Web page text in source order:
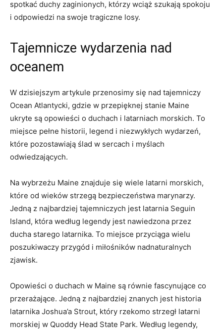
spotkać duchy zaginionych, którzy wciąż szukają spokoju
i odpowiedzi na swoje tragiczne losy.
Tajemnicze wydarzenia nad
oceanem
W dzisiejszym ‍artykule‌ przenosimy się‌ nad tajemniczy
Ocean ‌Atlantycki, gdzie w ‌przepięknej stanie Maine
ukryte‌ są opowieści o ‍duchach ⁤i ‌latarniach morskich. To​
miejsce pełne historii, legend i niezwykłych wydarzeń,
które pozostawiają ślad ⁣w sercach i myślach​
odwiedzających.
Na wybrzeżu Maine znajduje‌ się wiele latarni ⁣morskich,
które⁣ od wieków strzegą bezpieczeństwa⁣ marynarzy.
Jedną​ z najbardziej tajemniczych jest latarnia Seguin
Island, która według legendy jest nawiedzona przez
ducha‍ starego latarnika. To miejsce przyciąga wielu
poszukiwaczy przygód⁤ i miłośników nadnaturalnych
zjawisk.
Opowieści o duchach w ​Maine są równie fascynujące co
przerażające. Jedną z najbardziej znanych jest historia
latarnika Joshua’a ⁢Strout, który rzekomo strzegł latarni
morskiej‌ w Quoddy Head State Park. Według legendy,